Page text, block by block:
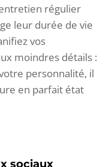
régulier
leur durée de vie
vos
moindres détails :
personnalité, il
en parfait état
sociaux